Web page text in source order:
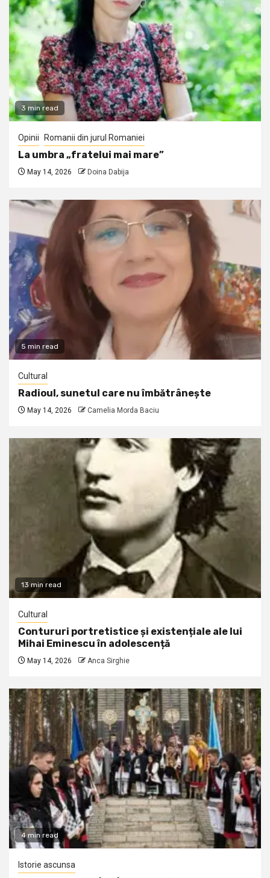
3 min read
Opinii Romanii din jurul Romaniei
La umbra „fratelui mai mare”
May 14, 2026 Doina Dabija
5 min read
Cultural
Radioul, sunetul care nu îmbătrânește
May 14, 2026 Camelia Morda Baciu
13 min read
Cultural
Contururi portretistice și existențiale ale lui
Mihai Eminescu în adolescență
May 14, 2026 Anca Sirghie
4 min read
Istorie ascunsa